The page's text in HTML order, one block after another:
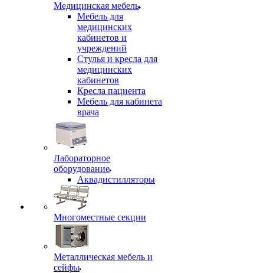
Медицинская мебель
Мебель для
медицинских
кабинетов и
учреждений
Стулья и кресла для
медицинских
кабинетов
Кресла пациента
Мебель для кабинета
врача
Лабораторное
оборудование
Аквадистилляторы
Многоместные секции
Металлическая мебель и
сейфы